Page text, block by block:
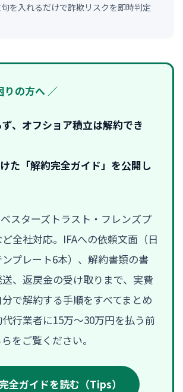
を入れるだけで詐欺リスクを即時判定
りの方へ ／
、オフショア積立は解約でき
た「解約完全ガイド」を公開し
スターズトラスト・フレンズプ
全社対応。IFAへの依頼文面（日
プレート6本）、解約書類の書
送、返戻金の受け取りまで、実費
で解約する手順をすべてまとめ
行業者に15万〜30万円を払う前
をご覧ください。
全ガイドを読む（Tips）